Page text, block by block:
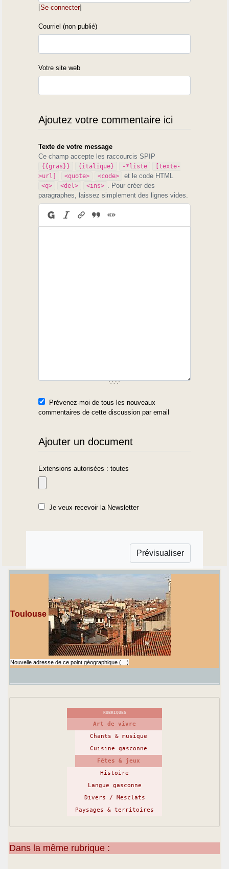
[Se connecter]
Courriel (non publié)
Votre site web
Ajoutez votre commentaire ici
Texte de votre message
Ce champ accepte les raccourcis SPIP
{{gras}} {italique} -*liste
[texte-
>url]
<quote> <code> et le code HTML
<q> <del> <ins>
. Pour créer des
paragraphes, laissez simplement des lignes vides.
Prévenez-moi de tous les nouveaux
commentaires de cette discussion par email
Ajouter un document
Extensions autorisées : toutes
Je veux recevoir la Newsletter
Toulouse
Nouvelle adresse de ce point géographique (…)
RUBRIQUES
Art de vivre
Chants & musique
Cuisine gasconne
Fêtes & jeux
Histoire
Langue gasconne
Divers / Mesclats
Paysages & territoires
Dans la même rubrique :